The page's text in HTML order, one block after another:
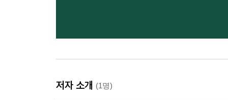
저자 소개 (1명)